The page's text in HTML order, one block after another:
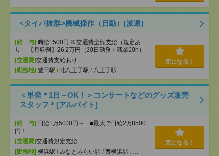
<タイパ抜群>機械操作（日勤）[派遣]
[給 与] 時給1500円 ※交通費全額支給（規定あ
り） 【月収例】26.2万円（20日勤務＋残業20h）
[交通費]交通費支給あり
[勤務地] 豊田駅 / 北八王子駅 / 八王子駅
気になる！
＜単発＊1日～OK！＞コンサートなどのグッズ販売
スタッフ＊[アルバイト]
[給 与] 日給1万5000円～ ■最大で日給2万8500
円！
[交通費]交通費規定支給
[勤務地] 横浜駅 / みなとみらい駅 / 西横浜駅 / …
気になる！